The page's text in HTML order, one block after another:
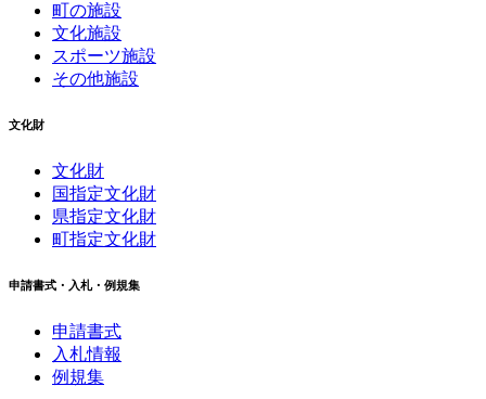
町の施設
文化施設
スポーツ施設
その他施設
文化財
文化財
国指定文化財
県指定文化財
町指定文化財
申請書式・入札・例規集
申請書式
入札情報
例規集